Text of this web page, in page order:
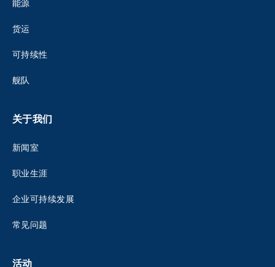
能源
货运
可持续性
舰队
关于我们
新闻室
职业生涯
企业可持续发展
常见问题
活动